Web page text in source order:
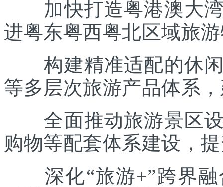
加快打造粤港澳大湾
进粤东粤西粤北区域旅
构建精准适配的休闲
等多层次旅游产品体系
全面推动旅游景区设
购物等配套体系建设，
深化“旅游+”跨界融